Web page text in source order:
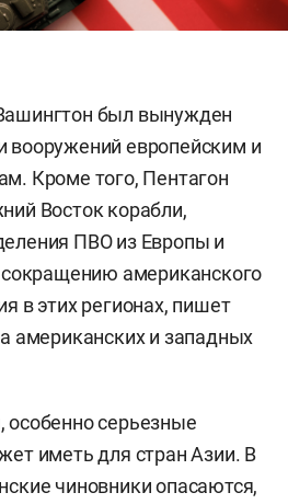
был вынужден
вооружений европейским и
Кроме того, Пентагон
Восток корабли,
ПВО из Европы и
американского
в этих регионах, пишет
американских и западных
серьезные
иметь для стран Азии. В
чиновники опасаются,